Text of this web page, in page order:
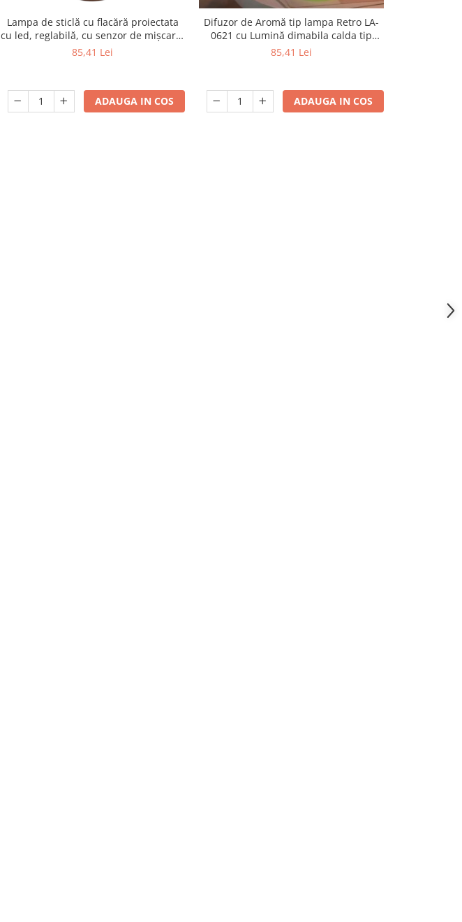
Lampa de sticlă cu flacără proiectata
cu led, reglabilă, cu senzor de mișcare,
control, lumină de noapte fără fir,
cu lumină caldă
85,41 Lei
ADAUGA IN COS
Difuzor de Aromă tip lampa Retro LA-
0621 cu Lumină dimabila calda tip
Flacără
85,41 Lei
ADAUGA IN COS